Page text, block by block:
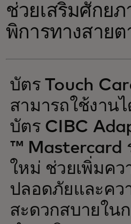
ช่วยเสริมศักย
พิการทางสายต
บัตร Touch
สามารถใช้งาน
บัตร CIBC
™ Mastercard
ใหม่ ช่วยเพิ่มคว
ปลอดภัยและคว
สะดวกสบายใน